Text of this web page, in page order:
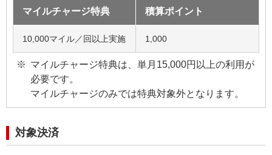
マイルチャージ特典 積算ポイント
10,000マイル／回以上実施 1,000
マイルチャージ特典は、単月15,000円以上の利用が
必要です。
マイルチャージのみでは特典対象外となります。
対象決済